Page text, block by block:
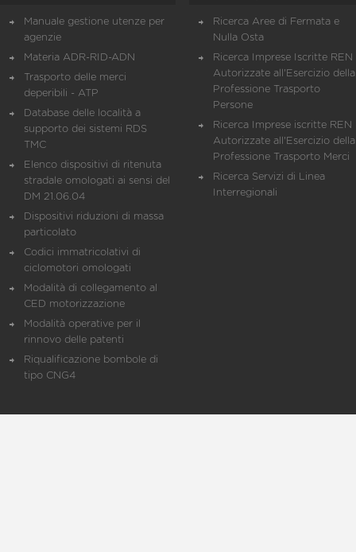
Manuale gestione utenze per
agenzie
Materia ADR-RID-ADN
Trasporto delle merci
deperibili - ATP
Database delle località a
supporto dei sistemi RDS
TMC
Elenco dispositivi di ritenuta
stradale omologati ai sensi del
DM 21.06.04
Dispositivi riduzioni di massa
particolato
Codici immatricolativi di
ciclomotori omologati
Modalità di collegamento al
CED motorizzazione
Modalità operative per il
rinnovo delle patenti
Riqualificazione bombole di
tipo CNG4
Ricerca Aree di Fermata e
Nulla Osta
Ricerca Imprese Iscritte REN
Autorizzate all'Esercizio della
Professione Trasporto
Persone
Ricerca Imprese iscritte REN
Autorizzate all'Esercizio della
Professione Trasporto Merci
Ricerca Servizi di Linea
Interregionali